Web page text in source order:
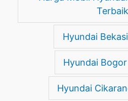
Terbaik
Hyundai
Hyundai
Hyundai